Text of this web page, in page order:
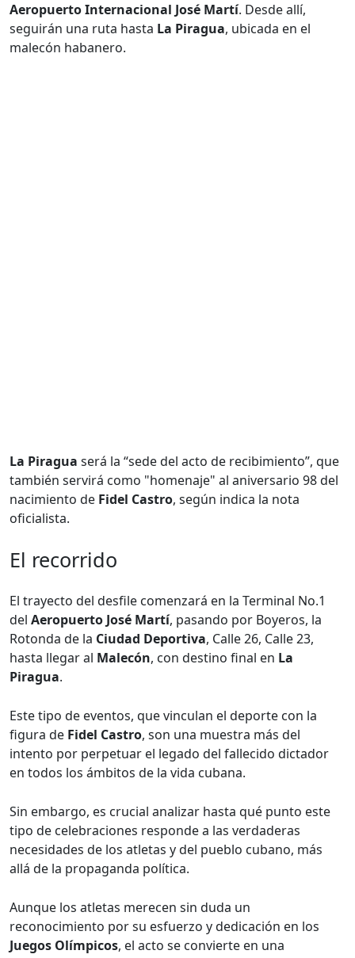
Aeropuerto Internacional José Martí. Desde allí,
seguirán una ruta hasta La Piragua, ubicada en el
malecón habanero.
La Piragua será la “sede del acto de recibimiento”, que
también servirá como "homenaje" al aniversario 98 del
nacimiento de Fidel Castro, según indica la nota
oficialista.
El recorrido
El trayecto del desfile comenzará en la Terminal No.1
del Aeropuerto José Martí, pasando por Boyeros, la
Rotonda de la Ciudad Deportiva, Calle 26, Calle 23,
hasta llegar al Malecón, con destino final en La
Piragua.
Este tipo de eventos, que vinculan el deporte con la
figura de Fidel Castro, son una muestra más del
intento por perpetuar el legado del fallecido dictador
en todos los ámbitos de la vida cubana.
Sin embargo, es crucial analizar hasta qué punto este
tipo de celebraciones responde a las verdaderas
necesidades de los atletas y del pueblo cubano, más
allá de la propaganda política.
Aunque los atletas merecen sin duda un
reconocimiento por su esfuerzo y dedicación en los
Juegos Olímpicos, el acto se convierte en una